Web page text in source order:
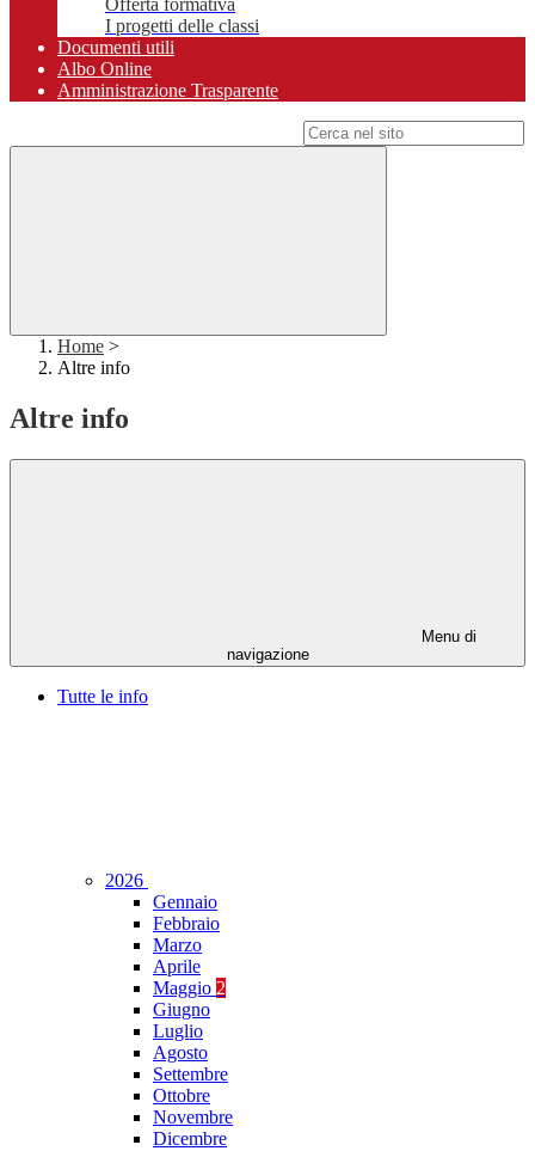
Offerta formativa
I progetti delle classi
Documenti utili
Albo Online
Amministrazione Trasparente
Home >
Altre info
Altre info
Menu di
navigazione
Tutte le info
2026
Gennaio
Febbraio
Marzo
Aprile
Maggio 2
Giugno
Luglio
Agosto
Settembre
Ottobre
Novembre
Dicembre